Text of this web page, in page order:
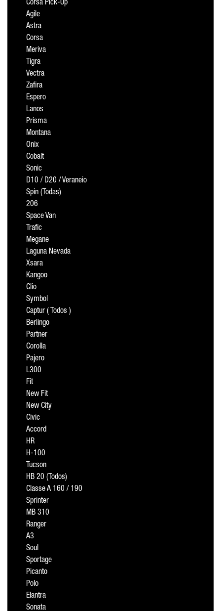
Corsa Pick-Up
Agile
Astra
Corsa
Meriva
Tigra
Vectra
Zafira
Espero
Lanos
Prisma
Montana
Onix
Cobalt
Sonic
D10 / D20 / Veraneio
Spin (Todas)
206
Space Van
Trafic
Megane
Laguna Nevada
Xsara
Kangoo
Clio
Symbol
Captur ( Todos )
Berlingo
Partner
Corolla
Pajero
L300
Fit
New Fit
New City
Civic
Accord
HR
H-100
Tucson
HB 20 (Todos)
Classe A 160 / 190
Sprinter
MB 310
Ranger
A3
Soul
Sportage
Picanto
Polo
Elantra
Sonata